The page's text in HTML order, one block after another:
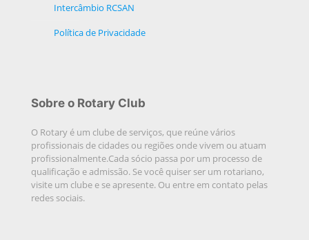
Intercâmbio RCSAN
Política de Privacidade
Sobre o Rotary Club
O Rotary é um clube de serviços, que reúne vários
profissionais de cidades ou regiões onde vivem ou atuam
profissionalmente.Cada sócio passa por um processo de
qualificação e admissão. Se você quiser ser um rotariano,
visite um clube e se apresente. Ou entre em contato pelas
redes sociais.